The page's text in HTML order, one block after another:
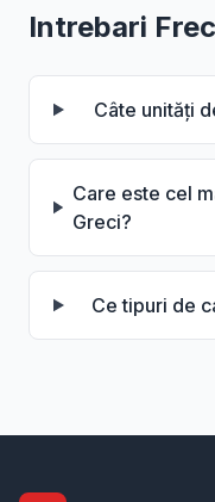
Intrebari
Câte unități
Care este cel
Greci?
Ce tipuri de